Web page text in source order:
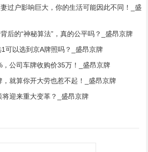
过户影响巨大，你的生活可能因此不同！_盛
后的“神秘算法”，真的公平吗？_盛昂京牌
可以选到京A牌照吗？_盛昂京牌
公司车牌收购价35万！_盛昂京牌
，就算你开大劳也惹不起！_盛昂京牌
迎来重大变革？_盛昂京牌